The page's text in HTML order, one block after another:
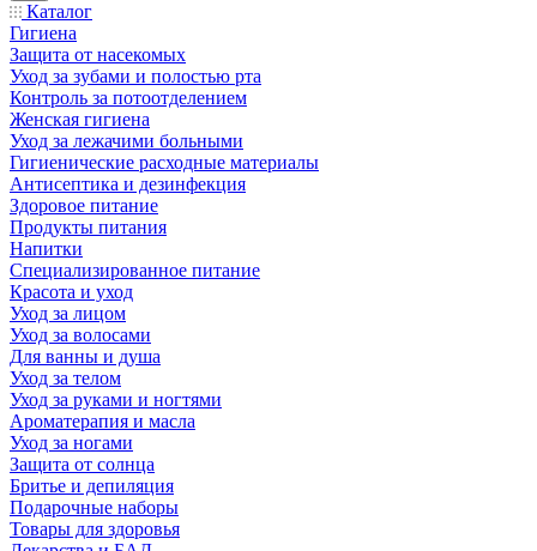
Каталог
Гигиена
Защита от насекомых
Уход за зубами и полостью рта
Контроль за потоотделением
Женская гигиена
Уход за лежачими больными
Гигиенические расходные материалы
Антисептика и дезинфекция
Здоровое питание
Продукты питания
Напитки
Специализированное питание
Красота и уход
Уход за лицом
Уход за волосами
Для ванны и душа
Уход за телом
Уход за руками и ногтями
Ароматерапия и масла
Уход за ногами
Защита от солнца
Бритье и депиляция
Подарочные наборы
Товары для здоровья